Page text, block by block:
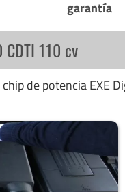
garantía
110 cv
de potencia EXE